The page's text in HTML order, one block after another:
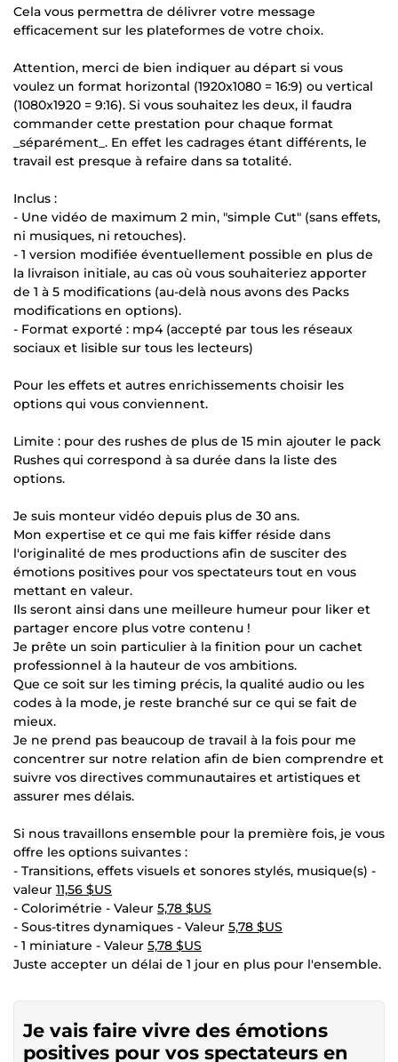
Cela vous permettra de délivrer votre message
efficacement sur les plateformes de votre choix.
Attention, merci de bien indiquer au départ si vous
voulez un format horizontal (1920x1080 = 16:9) ou vertical
(1080x1920 = 9:16). Si vous souhaitez les deux, il faudra
commander cette prestation pour chaque format
_séparément_. En effet les cadrages étant différents, le
travail est presque à refaire dans sa totalité.
Inclus :
- Une vidéo de maximum 2 min, "simple Cut" (sans effets,
ni musiques, ni retouches).
- 1 version modifiée éventuellement possible en plus de
la livraison initiale, au cas où vous souhaiteriez apporter
de 1 à 5 modifications (au-delà nous avons des Packs
modifications en options).
- Format exporté : mp4 (accepté par tous les réseaux
sociaux et lisible sur tous les lecteurs)
Pour les effets et autres enrichissements choisir les
options qui vous conviennent.
Limite : pour des rushes de plus de 15 min ajouter le pack
Rushes qui correspond à sa durée dans la liste des
options.
Je suis monteur vidéo depuis plus de 30 ans.
Mon expertise et ce qui me fais kiffer réside dans
l'originalité de mes productions afin de susciter des
émotions positives pour vos spectateurs tout en vous
mettant en valeur.
Ils seront ainsi dans une meilleure humeur pour liker et
partager encore plus votre contenu !
Je prête un soin particulier à la finition pour un cachet
professionnel à la hauteur de vos ambitions.
Que ce soit sur les timing précis, la qualité audio ou les
codes à la mode, je reste branché sur ce qui se fait de
mieux.
Je ne prend pas beaucoup de travail à la fois pour me
concentrer sur notre relation afin de bien comprendre et
suivre vos directives communautaires et artistiques et
assurer mes délais.
Si nous travaillons ensemble pour la première fois, je vous
offre les options suivantes :
- Transitions, effets visuels et sonores stylés, musique(s) -
valeur 11,56 $US
- Colorimétrie - Valeur 5,78 $US
- Sous-titres dynamiques - Valeur 5,78 $US
- 1 miniature - Valeur 5,78 $US
Juste accepter un délai de 1 jour en plus pour l'ensemble.
Je vais faire vivre des émotions
positives pour vos spectateurs en